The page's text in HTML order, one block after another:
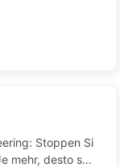
Stoppen Si
mehr, desto sch